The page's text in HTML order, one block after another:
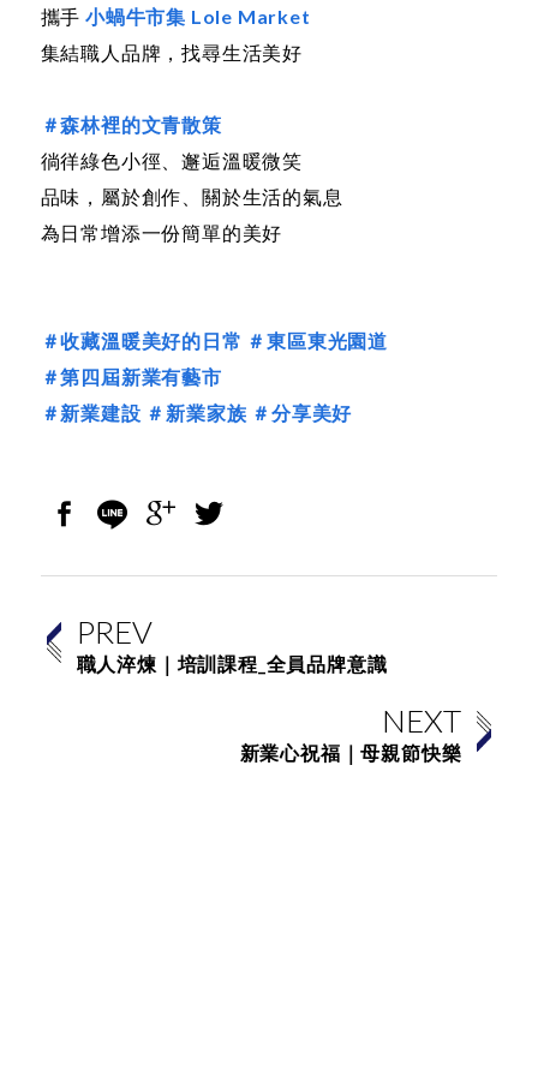
攜手 小蝸牛市集 Lole Market
集結職人品牌，找尋生活美好
＃森林裡的文青散策
徜徉綠色小徑、邂逅溫暖微笑
品味，屬於創作、關於生活的氣息
為日常增添一份簡單的美好
＃收藏溫暖美好的日常 ＃東區東光園道
＃第四屆新業有藝市
＃新業建設 ＃新業家族 ＃分享美好
PREV
職人淬煉｜培訓課程_全員品牌意識
NEXT
新業心祝福｜母親節快樂